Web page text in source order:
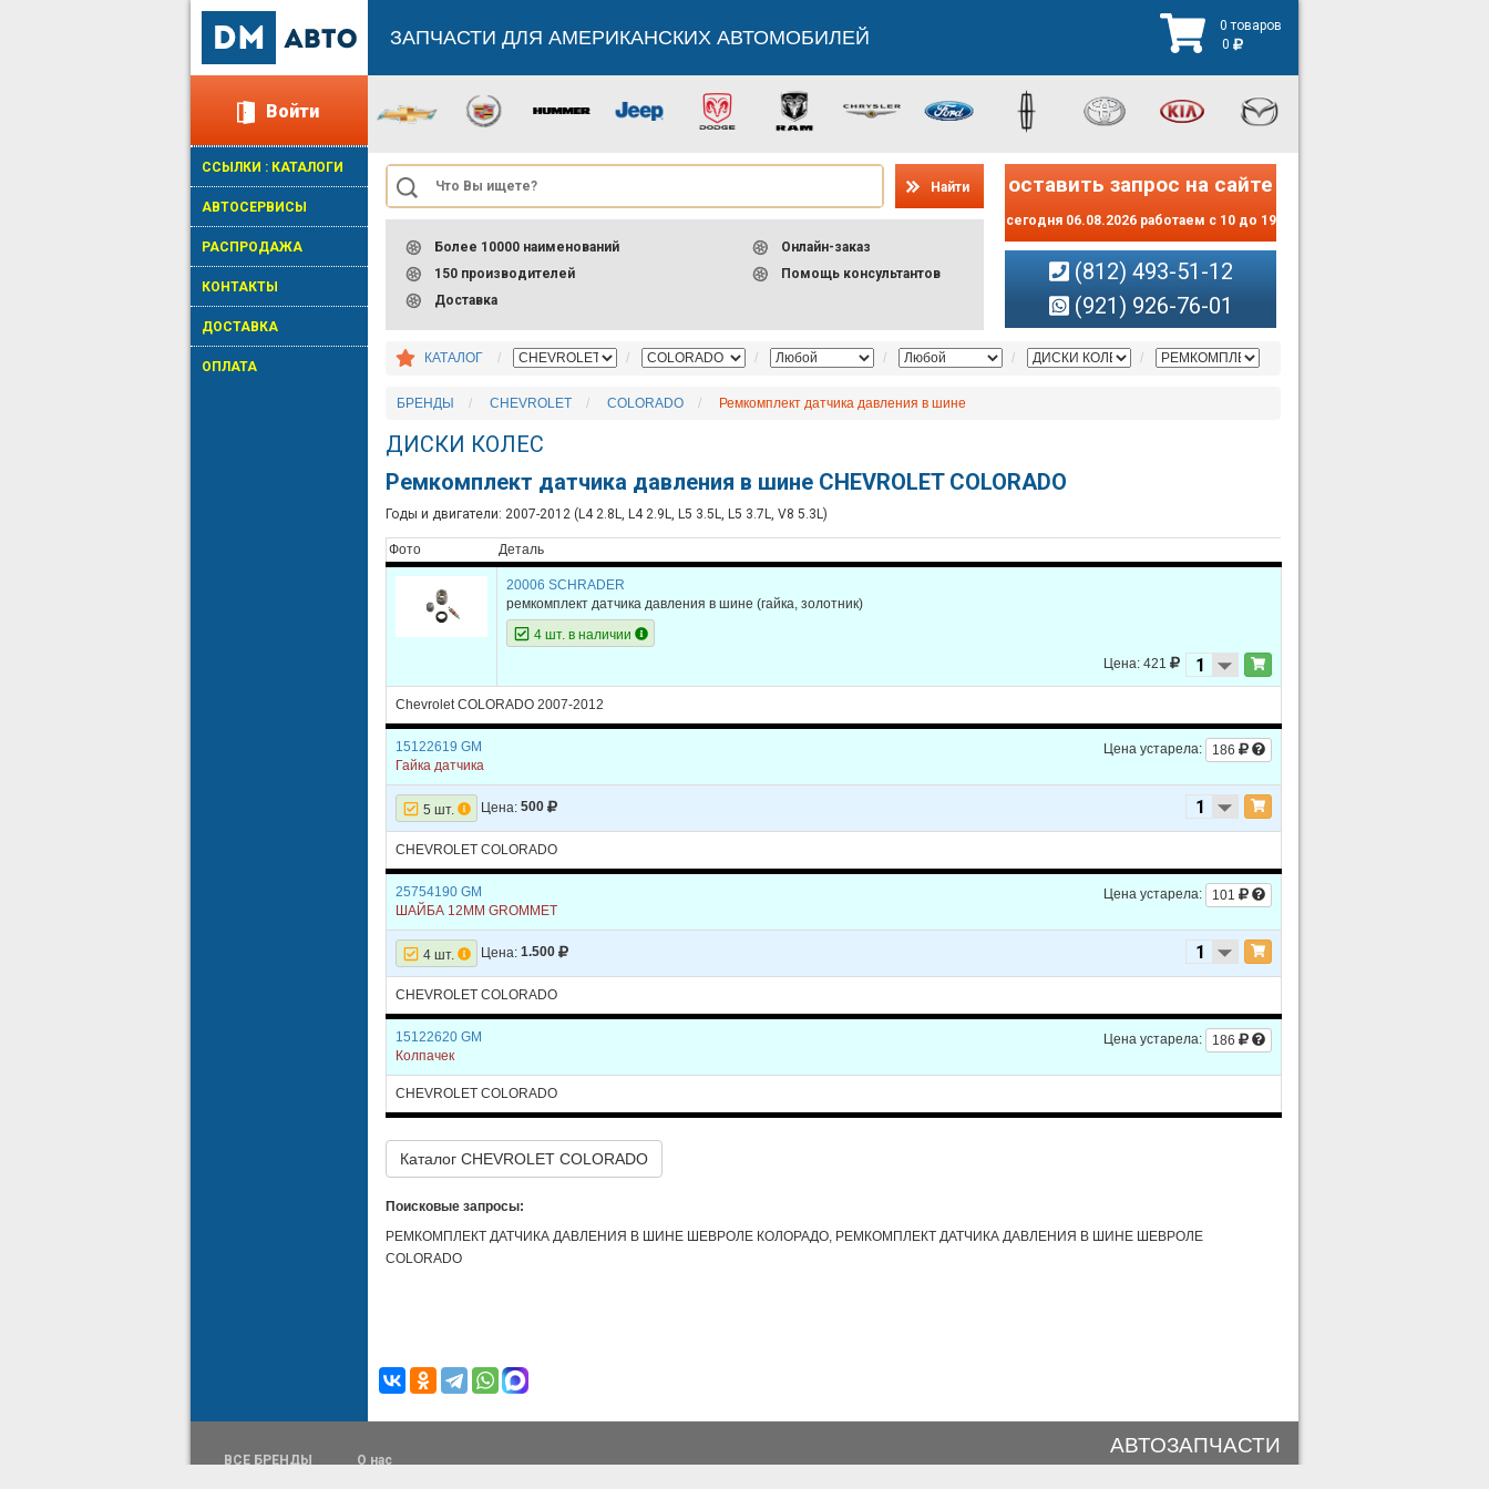
Войти
ССЫЛКИ : КАТАЛОГИ
АВТОСЕРВИСЫ
РАСПРОДАЖА
КОНТАКТЫ
ДОСТАВКА
ОПЛАТА
ЗАПЧАСТИ ДЛЯ АМЕРИКАНСКИХ АВТОМОБИЛЕЙ
0 товаров
0
Найти
Более 10000 наименований
150 производителей
Доставка
Онлайн-заказ
Помощь консультантов
оставить запрос на сайте
сегодня 06.08.2026 работаем с 10 до 19
(812) 493-51-12
(921) 926-76-01
КАТАЛОГ
БРЕНДЫ CHEVROLET COLORADO Ремкомплект датчика давления в шине
ДИСКИ КОЛЕС
Ремкомплект датчика давления в шине CHEVROLET COLORADO
Годы и двигатели: 2007-2012 (L4 2.8L, L4 2.9L, L5 3.5L, L5 3.7L, V8 5.3L)
Фото Деталь
20006 SCHRADER
ремкомплект датчика давления в шине (гайка, золотник)
4 шт. в наличии
Цена: 421
Chevrolet COLORADO 2007-2012
Цена устарела: 186
15122619 GM
Гайка датчика
5 шт. Цена: 500
CHEVROLET COLORADO
Цена устарела: 101
25754190 GM
ШАЙБА 12ММ GROMMET
4 шт. Цена: 1.500
CHEVROLET COLORADO
Цена устарела: 186
15122620 GM
Колпачек
CHEVROLET COLORADO
Каталог CHEVROLET COLORADO
Поисковые запросы:
РЕМКОМПЛЕКТ ДАТЧИКА ДАВЛЕНИЯ В ШИНЕ ШЕВРОЛЕ КОЛОРАДО, РЕМКОМПЛЕКТ ДАТЧИКА ДАВЛЕНИЯ В ШИНЕ ШЕВРОЛЕ
COLORADO
ВСЕ БРЕНДЫ О нас
АВТОЗАПЧАСТИ